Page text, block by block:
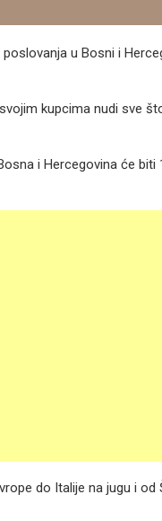
u Bosni i
kupcima nudi sve
i Hercegovina će biti
do Italije na jugu i od